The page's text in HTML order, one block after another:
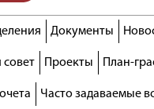
Документы
совет Проекты План-
Часто задаваемые